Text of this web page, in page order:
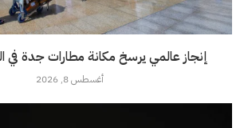
إنجاز عالمي يرسخ مكانة مطارات جدة في
أغسطس 8, 2026